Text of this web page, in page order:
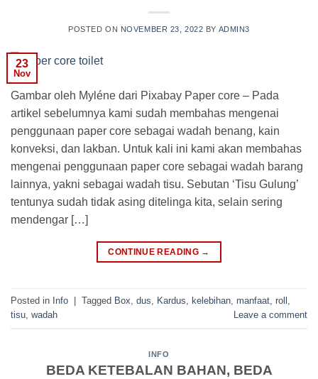
POSTED ON NOVEMBER 23, 2022 BY ADMIN3
23
Nov
Gambar oleh Myléne dari Pixabay Paper core – Pada
artikel sebelumnya kami sudah membahas mengenai
penggunaan paper core sebagai wadah benang, kain
konveksi, dan lakban. Untuk kali ini kami akan membahas
mengenai penggunaan paper core sebagai wadah barang
lainnya, yakni sebagai wadah tisu. Sebutan ‘Tisu Gulung’
tentunya sudah tidak asing ditelinga kita, selain sering
mendengar […]
CONTINUE READING →
Posted in Info Tagged Box dus Kardus kelebihan manfaat roll
tisu wadah Leave a comment
INFO
BEDA KETEBALAN BAHAN, BEDA